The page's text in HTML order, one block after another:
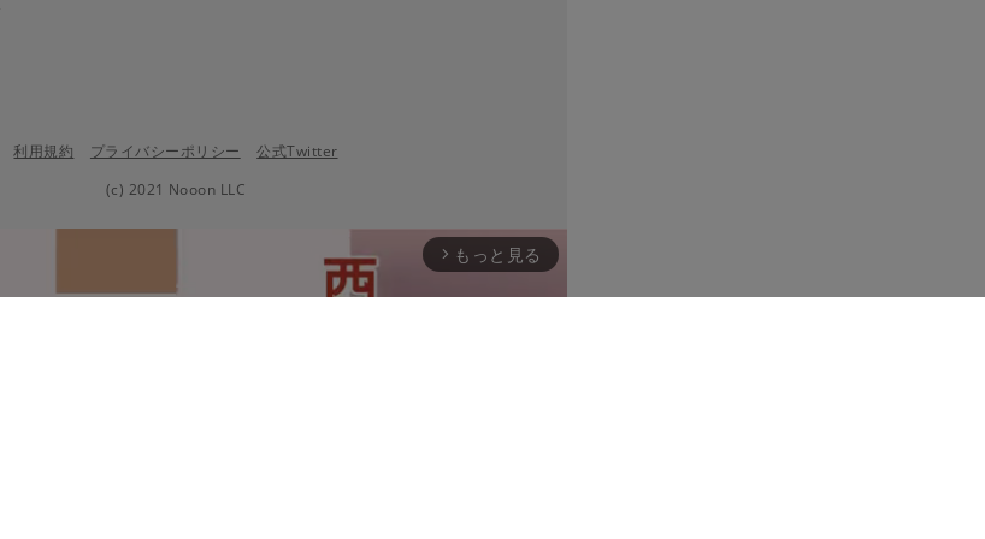
利用規約 プライバシーポリシー
公式Twitter
(c) 2021 Nooon LLC
arrow_forward_ios もっと見る